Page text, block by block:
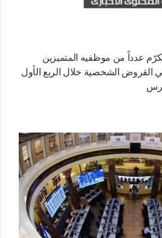
عدداً من موظفيه المتميزين
القروض الشخصية خلال الربع الأول